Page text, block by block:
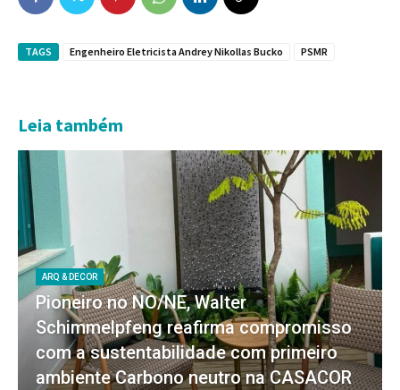
TAGS Engenheiro Eletricista Andrey Nikollas Bucko PSMR
Leia também
ARQ & DECOR
Pioneiro no NO/NE, Walter
Schimmelpfeng reafirma compromisso
com a sustentabilidade com primeiro
ambiente Carbono neutro na CASACOR